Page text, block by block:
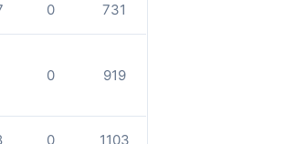
0 731
0 919
0 1103